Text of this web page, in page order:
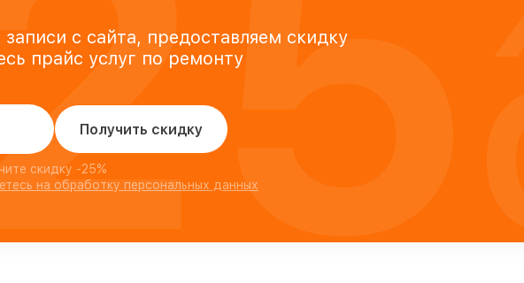
с сайта, предоставляем скидку
прайс услуг по ремонту
Получить скидку
скидку -25%
на обработку персональных данных